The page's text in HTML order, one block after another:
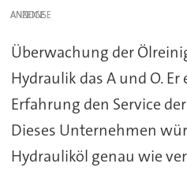
ANZEIGE
Überwachung der
Hydraulik das A und O.
Erfahrung den Service
Dieses Unternehmen
Hydrauliköl genau wie